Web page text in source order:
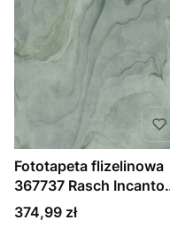
Fototapeta flizelinowa
367737 Rasch Incanto
motyw abstrakcji natura
Cena
374,99 zł